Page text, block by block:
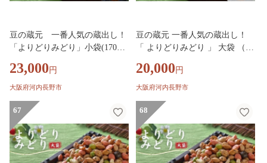
豆の蔵元 一番人気の蔵出し！
「よりどりみどり」小袋(170g)×
んべい 進物 お菓子 大容量 お豆
人気 おいしい おつまみ あられ
23,000 円
大阪府河内長野市
豆の蔵元 一番人気の蔵出し！
「 よりどりみどり 」 大袋 （31
子 せんべい 進物 お菓子 お豆
人気 おいしい おつまみ あられ
20,000 円
大阪府河内長野市
67 68